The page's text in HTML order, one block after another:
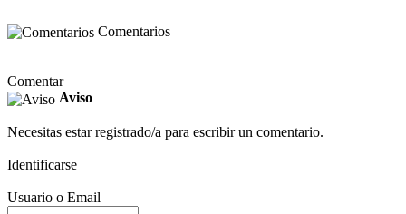
Comentarios
Comentar
Aviso
Necesitas estar registrado/a para escribir un comentario.
Identificarse
Usuario o Email